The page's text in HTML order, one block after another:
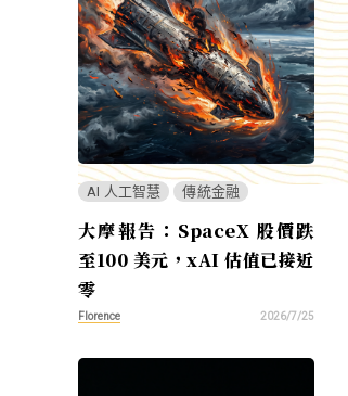
AI 人工智慧 傳統金融
大摩報告：SpaceX 股價跌
至100 美元，xAI 估值已接近
零
Florence 2026/7/25